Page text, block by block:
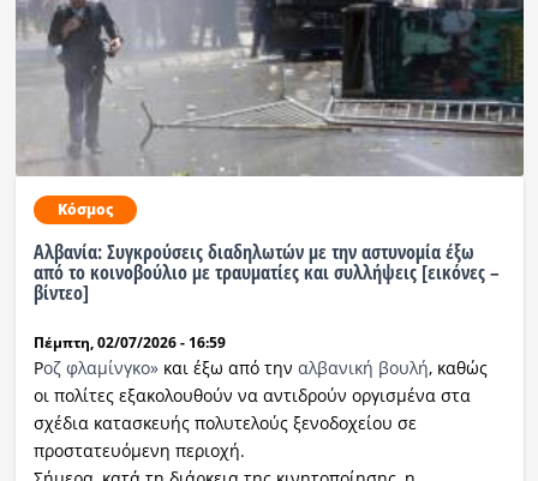
Κόσμος
Αλβανία: Συγκρούσεις διαδηλωτών με την αστυνομία έξω
από το κοινοβούλιο με τραυματίες και συλλήψεις [εικόνες –
βίντεο]
Πέμπτη, 02/07/2026 - 16:59
Ροζ φλαμίνγκο»και έξω από την αλβανική βουλή, καθώς
οι πολίτες εξακολουθούν να αντιδρούν οργισμένα στα
σχέδια κατασκευής πολυτελούς ξενοδοχείου σε
προστατευόμενη περιοχή.